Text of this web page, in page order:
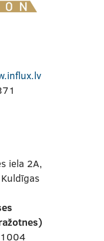
iela 2A,